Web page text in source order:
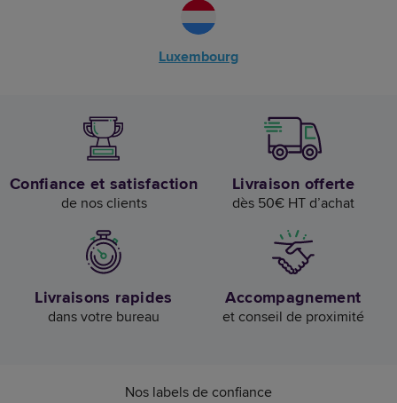
Luxembourg
Confiance et satisfaction
de nos clients
Livraison offerte
dès 50€ HT d’achat
Livraisons rapides
dans votre bureau
Accompagnement
et conseil de proximité
Nos labels de confiance